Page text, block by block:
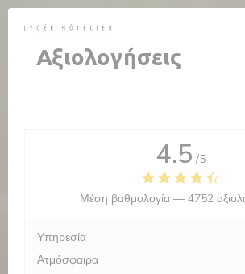
Πίνακας διαχείρισης "Μπισκότων"
Αξιολογήσεις
4.5 /5
Μέση βαθμολογία — 4752
Υπηρεσία
Ατμόσφαιρα